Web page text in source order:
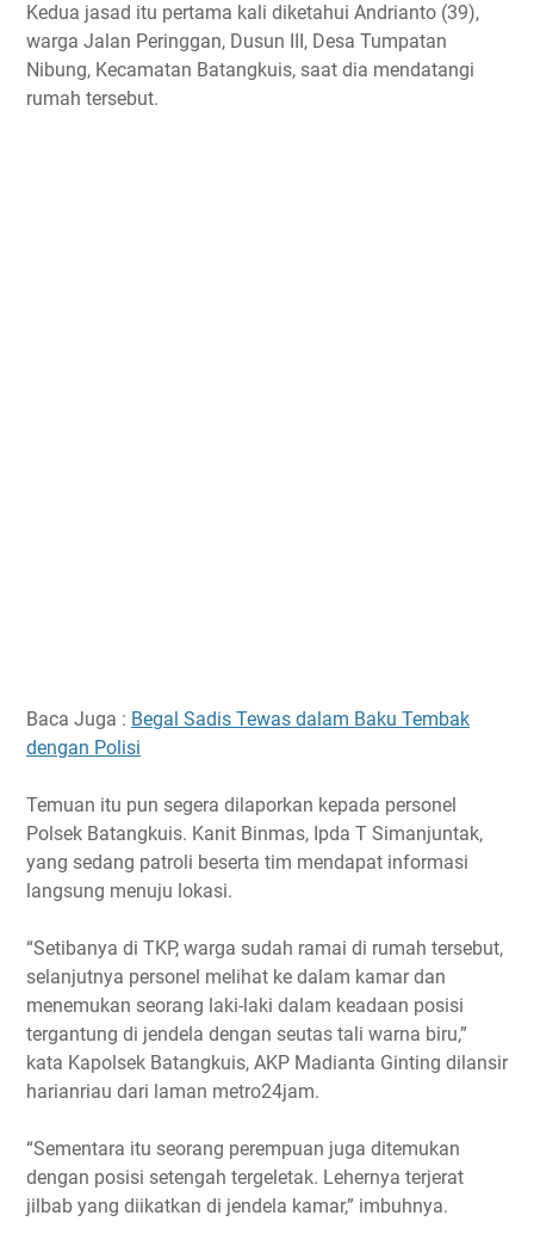
Kedua jasad itu pertama kali diketahui Andrianto (39),
warga Jalan Peringgan, Dusun III, Desa Tumpatan
Nibung, Kecamatan Batangkuis, saat dia mendatangi
rumah tersebut.
Baca Juga : Begal Sadis Tewas dalam Baku Tembak
dengan Polisi
Temuan itu pun segera dilaporkan kepada personel
Polsek Batangkuis. Kanit Binmas, Ipda T Simanjuntak,
yang sedang patroli beserta tim mendapat informasi
langsung menuju lokasi.
“Setibanya di TKP, warga sudah ramai di rumah tersebut,
selanjutnya personel melihat ke dalam kamar dan
menemukan seorang laki-laki dalam keadaan posisi
tergantung di jendela dengan seutas tali warna biru,”
kata Kapolsek Batangkuis, AKP Madianta Ginting dilansir
harianriau dari laman metro24jam.
“Sementara itu seorang perempuan juga ditemukan
dengan posisi setengah tergeletak. Lehernya terjerat
jilbab yang diikatkan di jendela kamar,” imbuhnya.